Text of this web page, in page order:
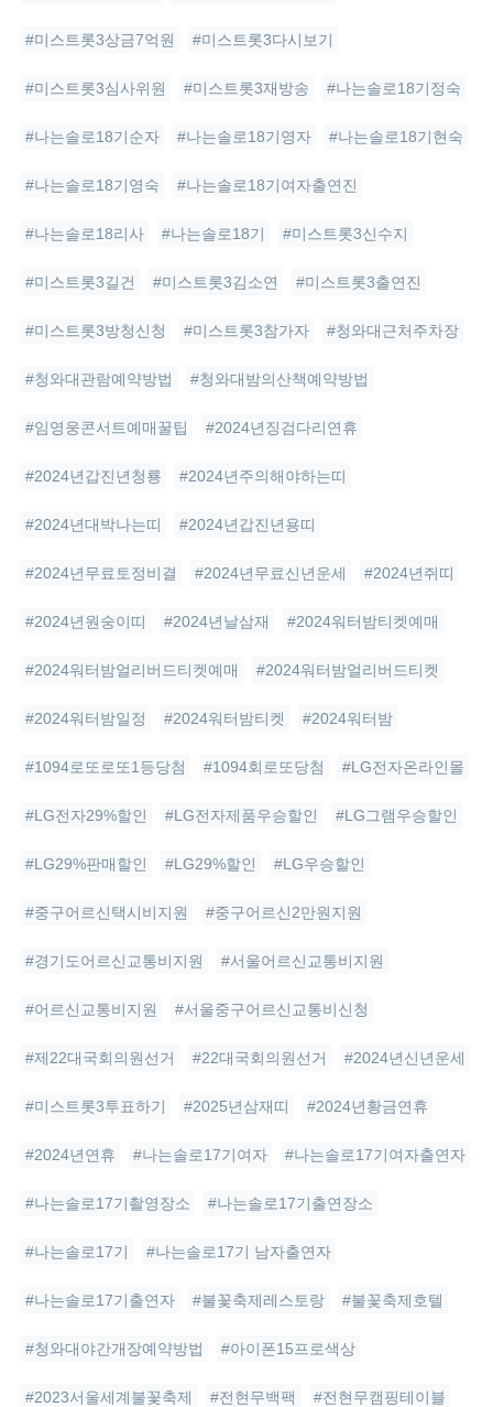
#미스트롯3상금7억원 #미스트롯3다시보기
#미스트롯3심사위원 #미스트롯3재방송 #나는솔로18기정숙
#나는솔로18기순자 #나는솔로18기영자 #나는솔로18기현숙
#나는솔로18기영숙 #나는솔로18기여자출연진
#나는솔로18리사 #나는솔로18기 #미스트롯3신수지
#미스트롯3길건 #미스트롯3김소연 #미스트롯3출연진
#미스트롯3방청신청 #미스트롯3참가자 #청와대근처주차장
#청와대관람예약방법 #청와대밤의산책예약방법
#임영웅콘서트예매꿀팁 #2024년징검다리연휴
#2024년갑진년청룡 #2024년주의해야하는띠
#2024년대박나는띠 #2024년갑진년용띠
#2024년무료토정비결 #2024년무료신년운세 #2024년쥐띠
#2024년원숭이띠 #2024년날삼재 #2024워터밤티켓예매
#2024워터밤얼리버드티켓예매 #2024워터밤얼리버드티켓
#2024워터밤일정 #2024워터밤티켓 #2024워터밤
#1094로또로또1등당첨 #1094회로또당첨 #LG전자온라인몰
#LG전자29%할인 #LG전자제품우승할인 #LG그램우승할인
#LG29%판매할인 #LG29%할인 #LG우승할인
#중구어르신택시비지원 #중구어르신2만원지원
#경기도어르신교통비지원 #서울어르신교통비지원
#어르신교통비지원 #서울중구어르신교통비신청
#제22대국회의원선거 #22대국회의원선거 #2024년신년운세
#미스트롯3투표하기 #2025년삼재띠 #2024년황금연휴
#2024년연휴 #나는솔로17기여자 #나는솔로17기여자출연자
#나는솔로17기촬영장소 #나는솔로17기출연장소
#나는솔로17기 #나는솔로17기 남자출연자
#나는솔로17기출연자 #불꽃축제레스토랑 #불꽃축제호텔
#청와대야간개장예약방법 #아이폰15프로색상
#2023서울세계불꽃축제 #전현무백팩 #전현무캠핑테이블